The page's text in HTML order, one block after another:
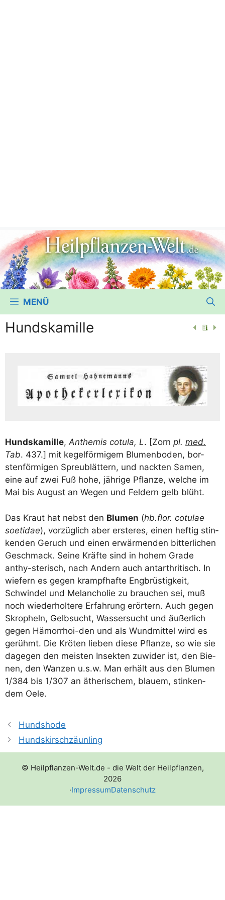
MENÜ
Hundskamille
Hunds­ka­mil­le,Ant­he­mis cotu­la, L. [Zorn pl. med.
Tab. 437.] mit kegel­för­mi­gem Blu­men­bo­den, bor-
sten­för­mi­gen Spreu­blät­tern, und nack­ten Samen,
eine auf zwei Fuß hohe, jäh­ri­ge Pflan­ze, wel­che im
Mai bis August an Wegen und Fel­dern gelb blüht.
Das Kraut hat nebst den Blu­men (hb.flor. cotu­lae
soet­idae), vor­züg­lich aber ers­te­res, einen hef­tig stin­
ken­den Geruch und einen erwär­men­den bit­ter­li­chen
Geschmack. Sei­ne Kräf­te sind in hohem Gra­de
anthy-ste­risch, nach Andern auch ant­ar­thri­tisch. In
wie­fern es gegen krampf­haf­te Eng­brüs­tig­keit,
Schwin­del und Melan­cho­lie zu brau­chen sei, muß
noch wie­der­hol­te­re Erfah­rung erör­tern. Auch gegen
Skro­pheln, Gelb­sucht, Was­ser­sucht und äußer­lich
gegen Hämor­rhoi-den und als Wund­mit­tel wird es
gerühmt. Die Krö­ten lie­ben die­se Pflan­ze, so wie sie
dage­gen den meis­ten Insek­ten zuwi­der ist, den Bie­
nen, den Wan­zen u.s.w. Man erhält aus den Blu­men
1/​384 bis 1/​307 an äthe­ri­schem, blau­em, stin­ken­
dem Oele.
Hundshode
Hundskirschzäunling
© Heilpflanzen-Welt.de - die Welt der Heilpflanzen,
2026
·ImpressumDatenschutz